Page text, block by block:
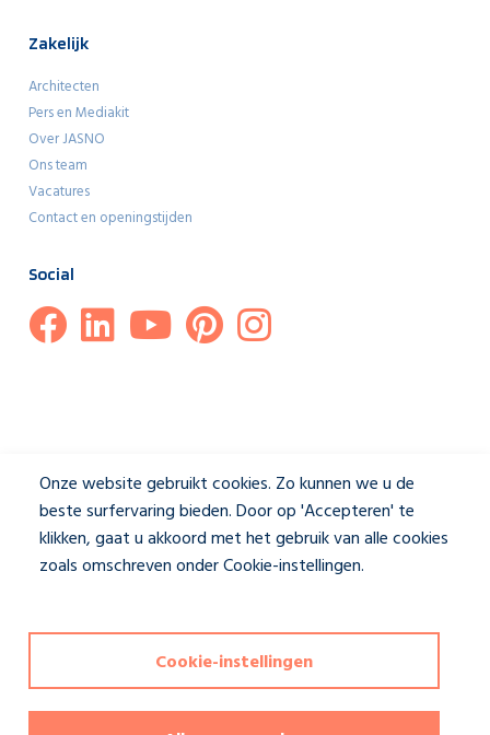
Zakelijk
Architecten
Pers en Mediakit
Over JASNO
Ons team
Vacatures
Contact en openingstijden
Social
Disclaimer & Privacybeleid | Cookie-instellingen
Deze website wordt beschermd door reCAPTCHA en het
privacybeleiden deservicevoorwaardenvan Google zijn van
toepassing. Copyrights reserved Jasno shutters
Onze website gebruikt cookies. Zo kunnen we u de
beste surfervaring bieden. Door op 'Accepteren' te
klikken, gaat u akkoord met het gebruik van alle cookies
zoals omschreven onder Cookie-instellingen.
Cookie-instellingen